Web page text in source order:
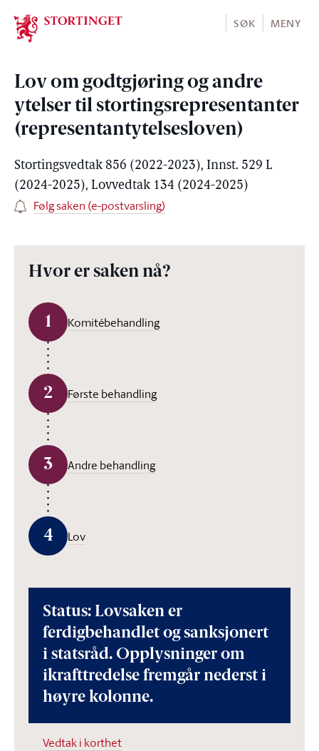
Stortinget.no
SØK MENY
Lov om godtgjøring og andre
ytelser til stortingsrepresentanter
(representantytelsesloven)
Stortingsvedtak 856 (2022-2023), Innst. 529 L
(2024-2025), Lovvedtak 134 (2024-2025)
Følg saken (e-postvarsling)
Hvor er saken nå?
1 Komitébehandling
2 Første behandling
3 Andre behandling
4 Lov
Status: Lovsaken er
ferdigbehandlet og sanksjonert
i statsråd. Opplysninger om
ikrafttredelse fremgår nederst i
høyre kolonne.
Vedtak i korthet